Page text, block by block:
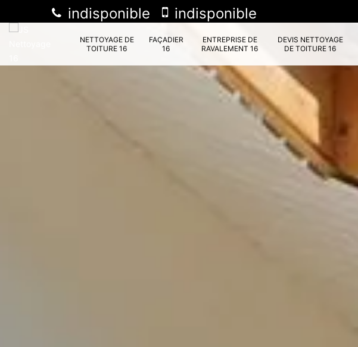
indisponible indisponible
NETTOYAGE DE
TOITURE 16
FAÇADIER
16
ENTREPRISE DE
RAVALEMENT 16
DEVIS NETTOYAGE
DE TOITURE 16